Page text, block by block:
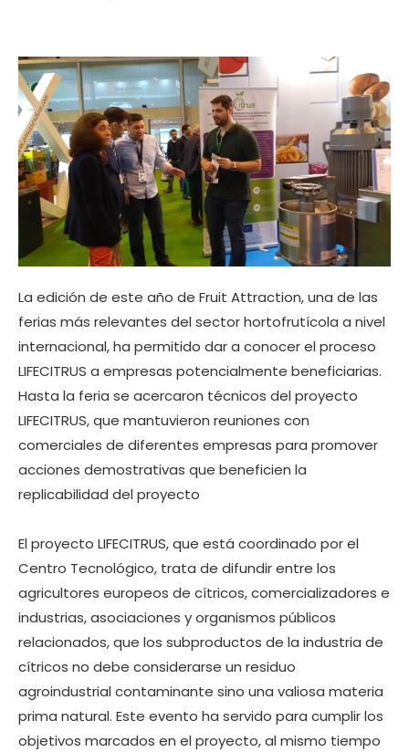
La edición de este año de Fruit Attraction, una de las
ferias más relevantes del sector hortofrutícola a nivel
internacional, ha permitido dar a conocer el proceso
LIFECITRUS a empresas potencialmente beneficiarias.
Hasta la feria se acercaron técnicos del proyecto
LIFECITRUS, que mantuvieron reuniones con
comerciales de diferentes empresas para promover
acciones demostrativas que beneficien la
replicabilidad del proyecto
El proyecto LIFECITRUS, que está coordinado por el
Centro Tecnológico, trata de difundir entre los
agricultores europeos de cítricos, comercializadores e
industrias, asociaciones y organismos públicos
relacionados, que los subproductos de la industria de
cítricos no debe considerarse un residuo
agroindustrial contaminante sino una valiosa materia
prima natural. Este evento ha servido para cumplir los
objetivos marcados en el proyecto, al mismo tiempo